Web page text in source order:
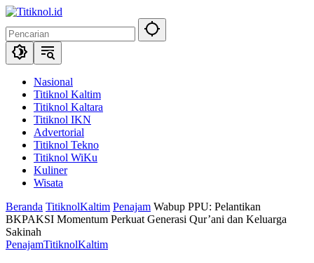
Langsung
konten
Nasional
Titiknol Kaltim
Titiknol Kaltara
Titiknol IKN
Advertorial
Titiknol Tekno
Titiknol WiKu
Kuliner
Wisata
Beranda TitiknolKaltim Penajam Wabup PPU: Pelantikan
BKPAKSI Momentum Perkuat Generasi Qur’ani dan Keluarga
Sakinah
PenajamTitiknolKaltim